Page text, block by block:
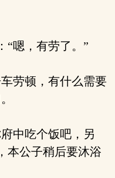
嗯，有劳了。”
劳顿，有什么需要
中吃个饭吧，另
本公子稍后要沐浴